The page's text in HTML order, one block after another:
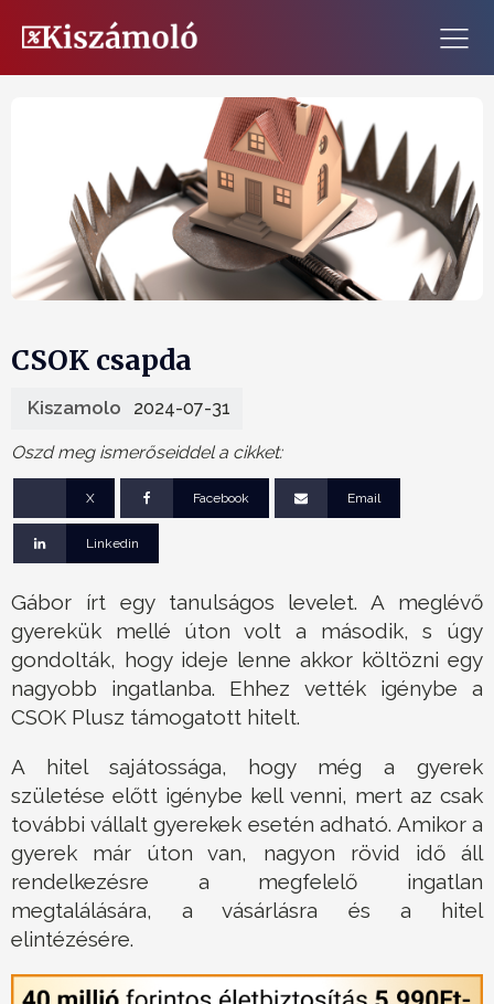
CSOK csapda
Kiszamolo 2024-07-31
Oszd meg ismerőseiddel a cikket:
X Facebook Email
Linkedin
Gábor írt egy tanulságos levelet. A meglévő
gyerekük mellé úton volt a második, s úgy
gondolták, hogy ideje lenne akkor költözni egy
nagyobb ingatlanba. Ehhez vették igénybe a
CSOK Plusz támogatott hitelt.
A hitel sajátossága, hogy még a gyerek
születése előtt igénybe kell venni, mert az csak
további vállalt gyerekek esetén adható. Amikor a
gyerek már úton van, nagyon rövid idő áll
rendelkezésre a megfelelő ingatlan
megtalálására, a vásárlásra és a hitel
elintézésére.